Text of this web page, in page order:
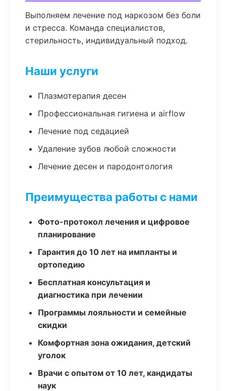
Выполняем лечение под наркозом без боли
и стресса. Команда специалистов,
стерильность, индивидуальный подход.
Наши услуги
Плазмотерапия десен
Профессиональная гигиена и airflow
Лечение под седацией
Удаление зубов любой сложности
Лечение десен и пародонтология
Преимущества работы с нами
Фото-протокол лечения и цифровое
планирование
Гарантия до 10 лет на импланты и
ортопедию
Бесплатная консультация и
диагностика при лечении
Программы лояльности и семейные
скидки
Комфортная зона ожидания, детский
уголок
Врачи с опытом от 10 лет, кандидаты
наук